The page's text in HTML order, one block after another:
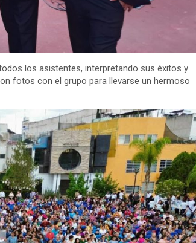
los asistentes, interpretando sus éxitos y
fotos con el grupo para llevarse un hermoso